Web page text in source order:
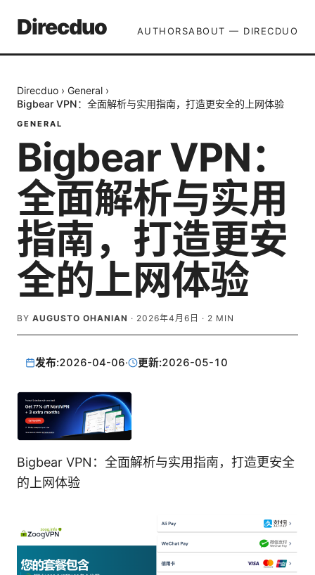
Direcduo AUTHORSABOUT — DIRECDUO
Direcduo › General ›
Bigbear VPN：全面解析与实用指南，打造更安全的上网体验
GENERAL
Bigbear VPN：
全面解析与实用
指南，打造更安
全的上网体验
BY AUGUSTO OHANIAN · 2026年4月6日 · 2 MIN
发布:2026-04-06· 更新:2026-05-10
Bigbear VPN：全面解析与实用指南，打造更安全
的上网体验